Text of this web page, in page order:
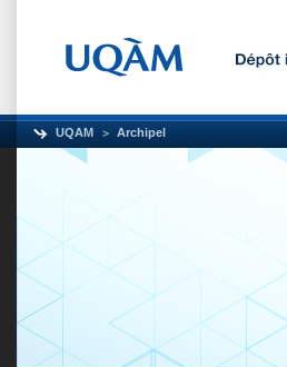
UQAM Archipel